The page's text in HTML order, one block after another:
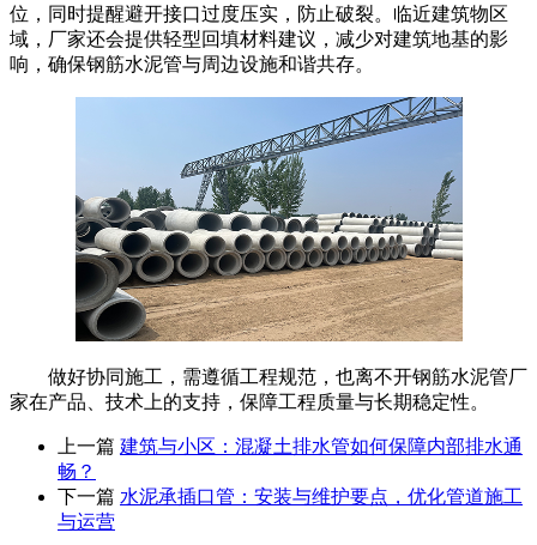
位，同时提醒避开接口过度压实，防止破裂。临近建筑物区
域，厂家还会提供轻型回填材料建议，减少对建筑地基的影
响，确保钢筋水泥管与周边设施和谐共存。
做好协同施工，需遵循工程规范，也离不开钢筋水泥管厂
家在产品、技术上的支持，保障工程质量与长期稳定性。
上一篇 建筑与小区：混凝土排水管如何保障内部排水通
畅？
下一篇 水泥承插口管：安装与维护要点，优化管道施工
与运营